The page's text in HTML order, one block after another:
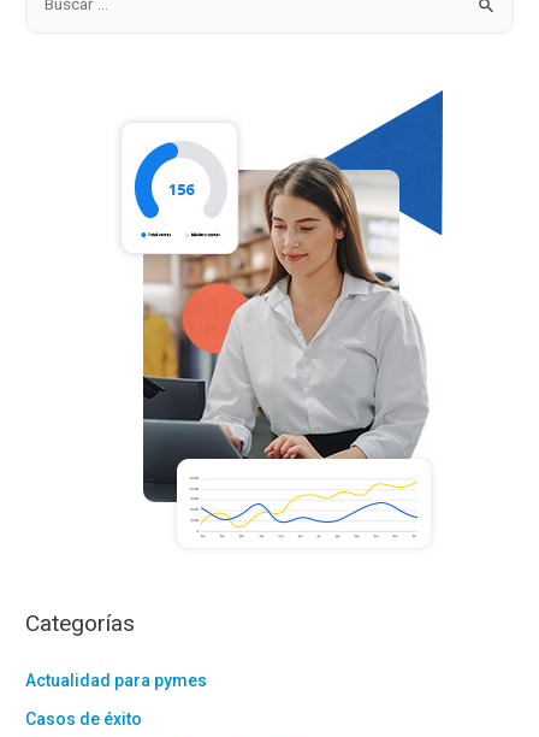
Categorías
Actualidad para pymes
Casos de éxito